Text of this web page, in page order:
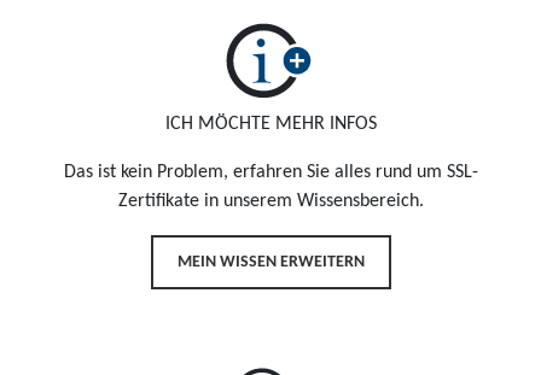
ICH MÖCHTE MEHR INFOS
Das ist kein Problem, erfahren Sie alles rund um SSL-
Zertifikate in unserem Wissensbereich.
MEIN WISSEN ERWEITERN